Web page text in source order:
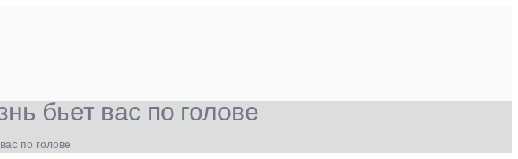
бьет вас по голове
по голове